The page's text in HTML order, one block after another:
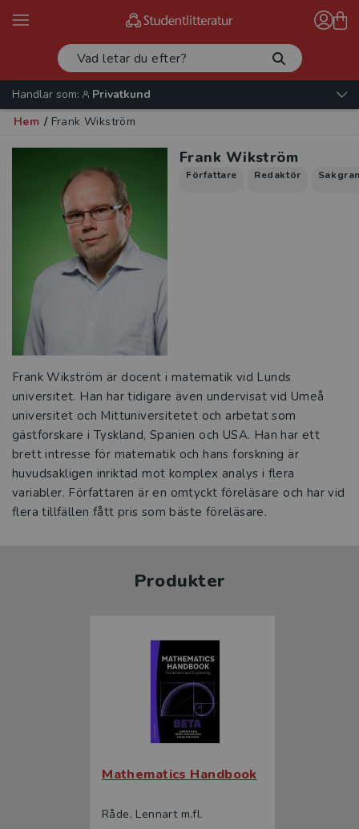
Handlar som:
Privatkund
Hem / Frank Wikström
Frank Wikström
Författare Redaktör
Frank Wikström är docent i matematik vid Lunds
universitet. Han har tidigare även undervisat vid Umeå
universitet och Mittuniversitetet och arbetat som
gästforskare i Tyskland, Spanien och USA. Han har ett
brett intresse för matematik och hans forskning är
huvudsakligen inriktad mot komplex analys i flera
variabler. Författaren är en omtyckt föreläsare och har vid
flera tillfällen fått pris som bäste föreläsare.
Produkter
Mathematics Handbook
Råde, Lennart m.fl.